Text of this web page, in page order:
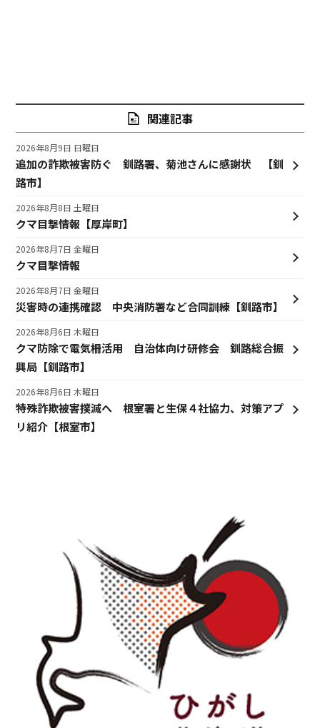
関連記事
追加の詐欺被害防ぐ 釧路署、菊池さんに感謝状 【釧
路市】
2026年8月9日 日曜日
クマ目撃情報【厚岸町】
2026年8月8日 土曜日
クマ目撃情報
2026年8月7日 金曜日
災害時の連携確認 中央消防署など合同訓練【釧路市】
2026年8月7日 金曜日
クマ防除で電気柵活用 自治体向け研修会 釧路総合振
興局【釧路市】
2026年8月6日 木曜日
特殊詐欺被害撲滅へ 根室署と生保４社協力、対策アプ
リ紹介【根室市】
2026年8月6日 木曜日